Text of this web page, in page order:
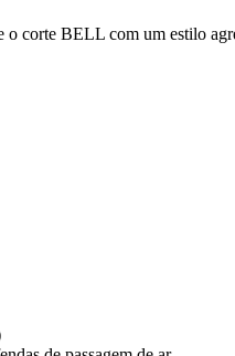
corte BELL com um estilo